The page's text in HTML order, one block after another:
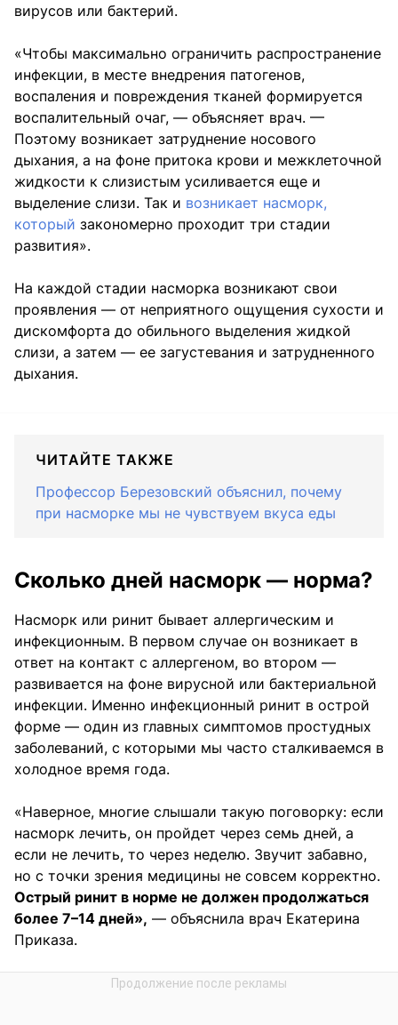
вирусов или бактерий.
«Чтобы максимально ограничить распространение
инфекции, в месте внедрения патогенов,
воспаления и повреждения тканей формируется
воспалительный очаг, — объясняет врач. —
Поэтому возникает затруднение носового
дыхания, а на фоне притока крови и межклеточной
жидкости к слизистым усиливается еще и
выделение слизи. Так и возникает насморк,
который закономерно проходит три стадии
развития».
На каждой стадии насморка возникают свои
проявления — от неприятного ощущения сухости и
дискомфорта до обильного выделения жидкой
слизи, а затем — ее загустевания и затрудненного
дыхания.
ЧИТАЙТЕ ТАКЖЕ
Профессор Березовский объяснил, почему
при насморке мы не чувствуем вкуса еды
Сколько дней насморк — норма?
Насморк или ринит бывает аллергическим и
инфекционным. В первом случае он возникает в
ответ на контакт с аллергеном, во втором —
развивается на фоне вирусной или бактериальной
инфекции. Именно инфекционный ринит в острой
форме — один из главных симптомов простудных
заболеваний, с которыми мы часто сталкиваемся в
холодное время года.
«Наверное, многие слышали такую поговорку: если
насморк лечить, он пройдет через семь дней, а
если не лечить, то через неделю. Звучит забавно,
но с точки зрения медицины не совсем корректно.
Острый ринит в норме не должен продолжаться
более 7–14 дней», — объяснила врач Екатерина
Приказа.